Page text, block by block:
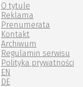
O tytule
Reklama
Prenumerata
Kontakt
Archiwum
Regulamin serwisu
Polityka prywatności
EN
DE